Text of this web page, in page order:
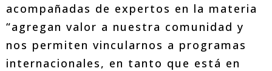
acompañadas de expertos en la materia
“agregan valor a nuestra comunidad y
nos permiten vincularnos a programas
internacionales, en tanto que está en